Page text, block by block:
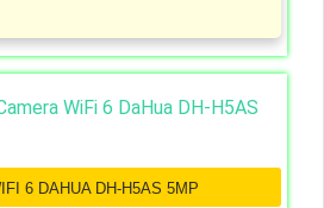
6 DAHUA DH-H5AS 5MP